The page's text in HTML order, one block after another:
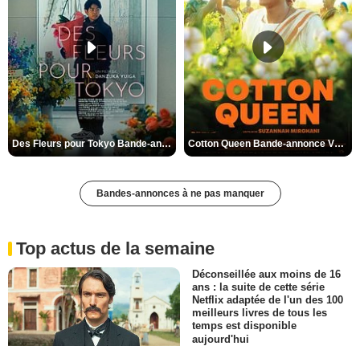
Des Fleurs pour Tokyo Bande-annonce VO STFR Cotton Queen Bande-annonce VO STFR
Bandes-annonces à ne pas manquer
Top actus de la semaine
Déconseillée aux moins de 16
ans : la suite de cette série
Netflix adaptée de l'un des 100
meilleurs livres de tous les
temps est disponible
aujourd'hui